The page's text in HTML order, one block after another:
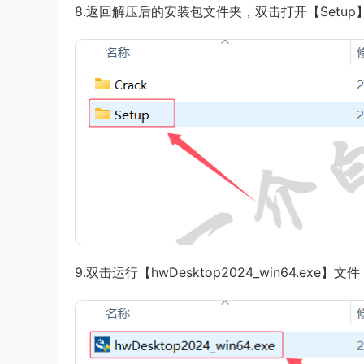
8.返回解压后的安装包文件夹，双击打开【Setup
9.双击运行【hwDesktop2024_win64.exe】文件